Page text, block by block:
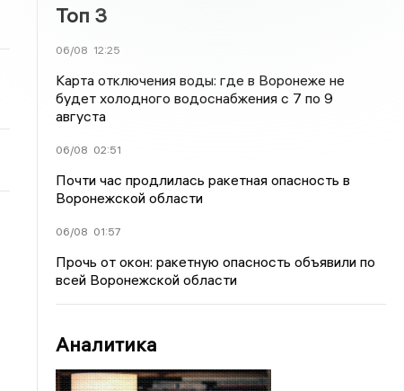
Топ 3
06/08 12:25
Карта отключения воды: где в Воронеже не
будет холодного водоснабжения с 7 по 9
августа
06/08 02:51
Почти час продлилась ракетная опасность в
Воронежской области
06/08 01:57
Прочь от окон: ракетную опасность объявили по
всей Воронежской области
Аналитика